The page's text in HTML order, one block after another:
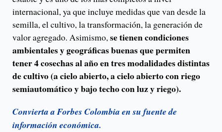
internacional, ya que incluye medidas que van desde la
semilla, el cultivo, la transformación, la generación de
valor agregado. Asimismo,se tienen condiciones
ambientales y geográficas buenas que permiten
tener 4 cosechas al año en tres modalidades distintas
de cultivo (a cielo abierto, a cielo abierto con riego
semiautomático y bajo techo con luz y riego).
Convierta a Forbes Colombia en su fuente de
información económica.